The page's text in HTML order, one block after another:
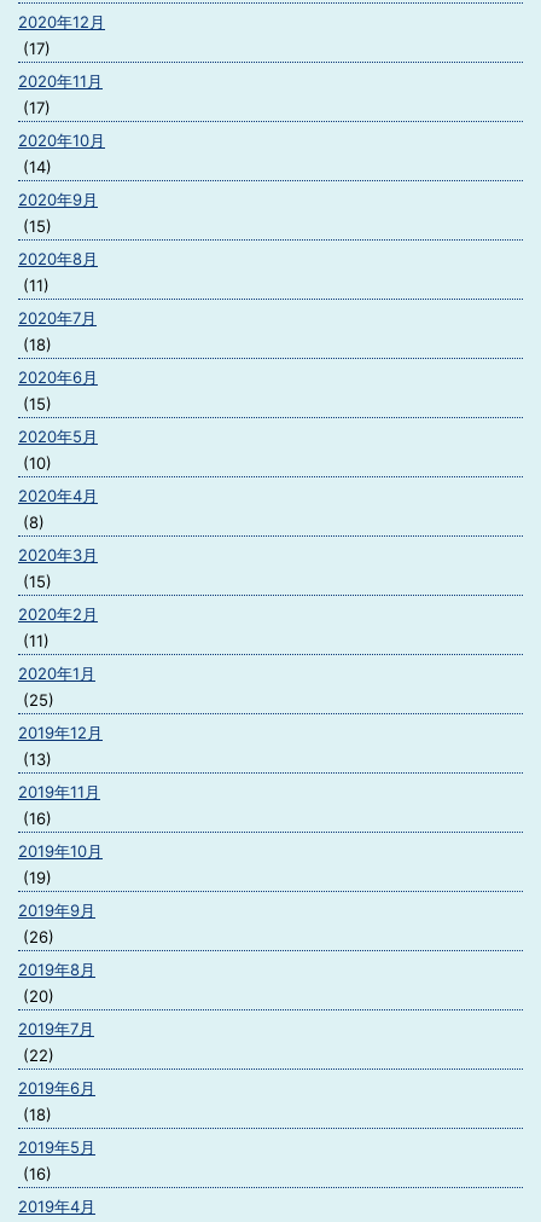
2020年12月
(17)
2020年11月
(17)
2020年10月
(14)
2020年9月
(15)
2020年8月
(11)
2020年7月
(18)
2020年6月
(15)
2020年5月
(10)
2020年4月
(8)
2020年3月
(15)
2020年2月
(11)
2020年1月
(25)
2019年12月
(13)
2019年11月
(16)
2019年10月
(19)
2019年9月
(26)
2019年8月
(20)
2019年7月
(22)
2019年6月
(18)
2019年5月
(16)
2019年4月